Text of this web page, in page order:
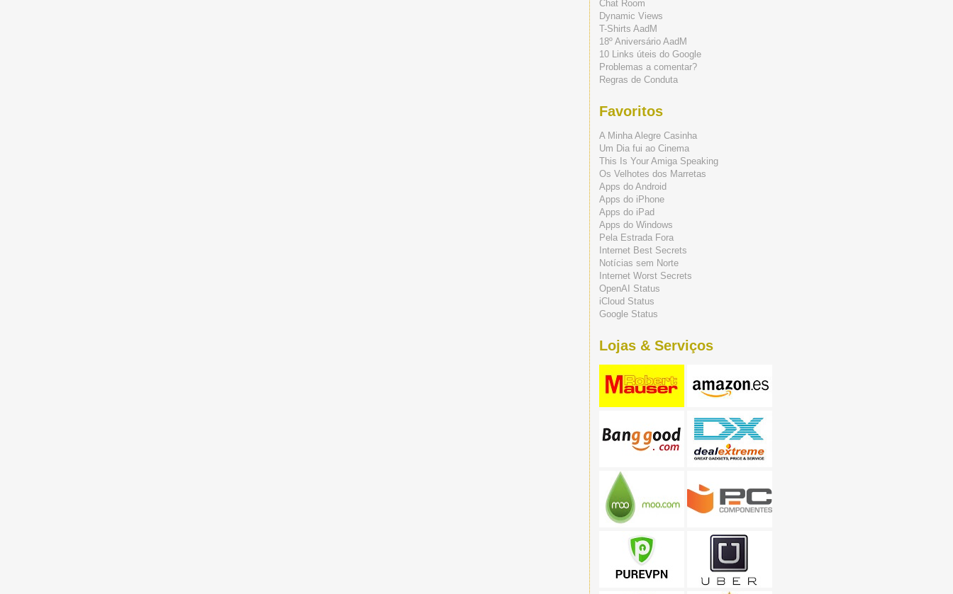
Chat Room
Dynamic Views
T-Shirts AadM
18º Aniversário AadM
10 Links úteis do Google
Problemas a comentar?
Regras de Conduta
Favoritos
A Minha Alegre Casinha
Um Dia fui ao Cinema
This Is Your Amiga Speaking
Os Velhotes dos Marretas
Apps do Android
Apps do iPhone
Apps do iPad
Apps do Windows
Pela Estrada Fora
Internet Best Secrets
Notícias sem Norte
Internet Worst Secrets
OpenAI Status
iCloud Status
Google Status
Lojas & Serviços